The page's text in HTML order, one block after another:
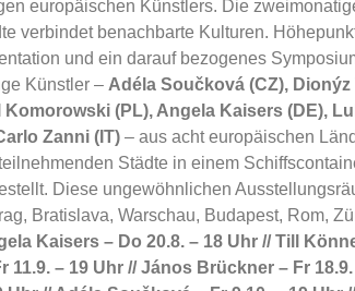
europäischen Künstlers. Die
verbindet benachbarte Kulturen.
und ein darauf bezogenes
Künstler – Adéla Součková (CZ),
(PL), Angela Kaisers (DE),
Zanni (IT) – aus acht europäischen
Städte in einem
Diese ungewöhnlichen
Bratislava, Warschau, Budapest, Rom,
Kaisers – Do 20.8. – 18 Uhr //Till
11.9. – 19 Uhr //János Brückner – Fr